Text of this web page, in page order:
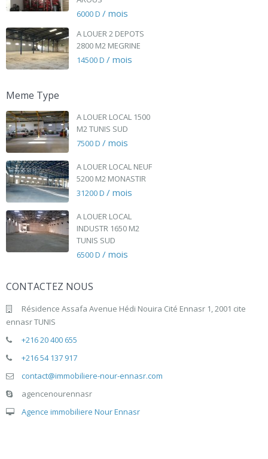
6000 D / mois
A LOUER 2 DEPOTS
2800 M2 MEGRINE
14500 D / mois
Meme Type
A LOUER LOCAL 1500
M2 TUNIS SUD
7500 D / mois
A LOUER LOCAL NEUF
5200 M2 MONASTIR
31200 D / mois
A LOUER LOCAL
INDUSTR 1650 M2
TUNIS SUD
6500 D / mois
CONTACTEZ NOUS
Résidence Assafa Avenue Hédi Nouira Cité Ennasr 1, 2001 cite
ennasr TUNIS
+216 20 400 655
+216 54 137 917
contact@immobiliere-nour-ennasr.com
agencenourennasr
Agence immobiliere Nour Ennasr